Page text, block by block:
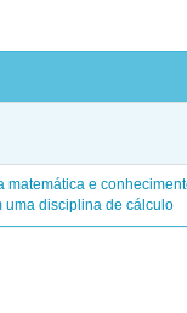
matemática e
uma disciplina de cálculo